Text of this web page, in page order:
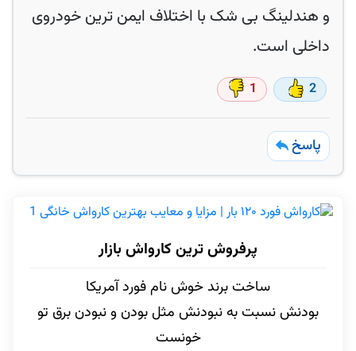
و هندلینگ بی شک با اختلاف ایمن ترين خودروی
داخلی است.
2
1
پاسخ
پرفروش ترین کارواش بازار
ساخت برند خوش نام فورد آمریکا
بودنش نسبت به نبودنش مثل بودن و نبودن برق تو
خونست